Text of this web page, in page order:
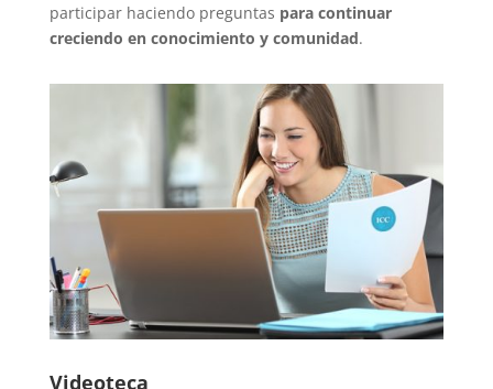
participar haciendo preguntas para continuar
creciendo en conocimiento y comunidad.
Videoteca